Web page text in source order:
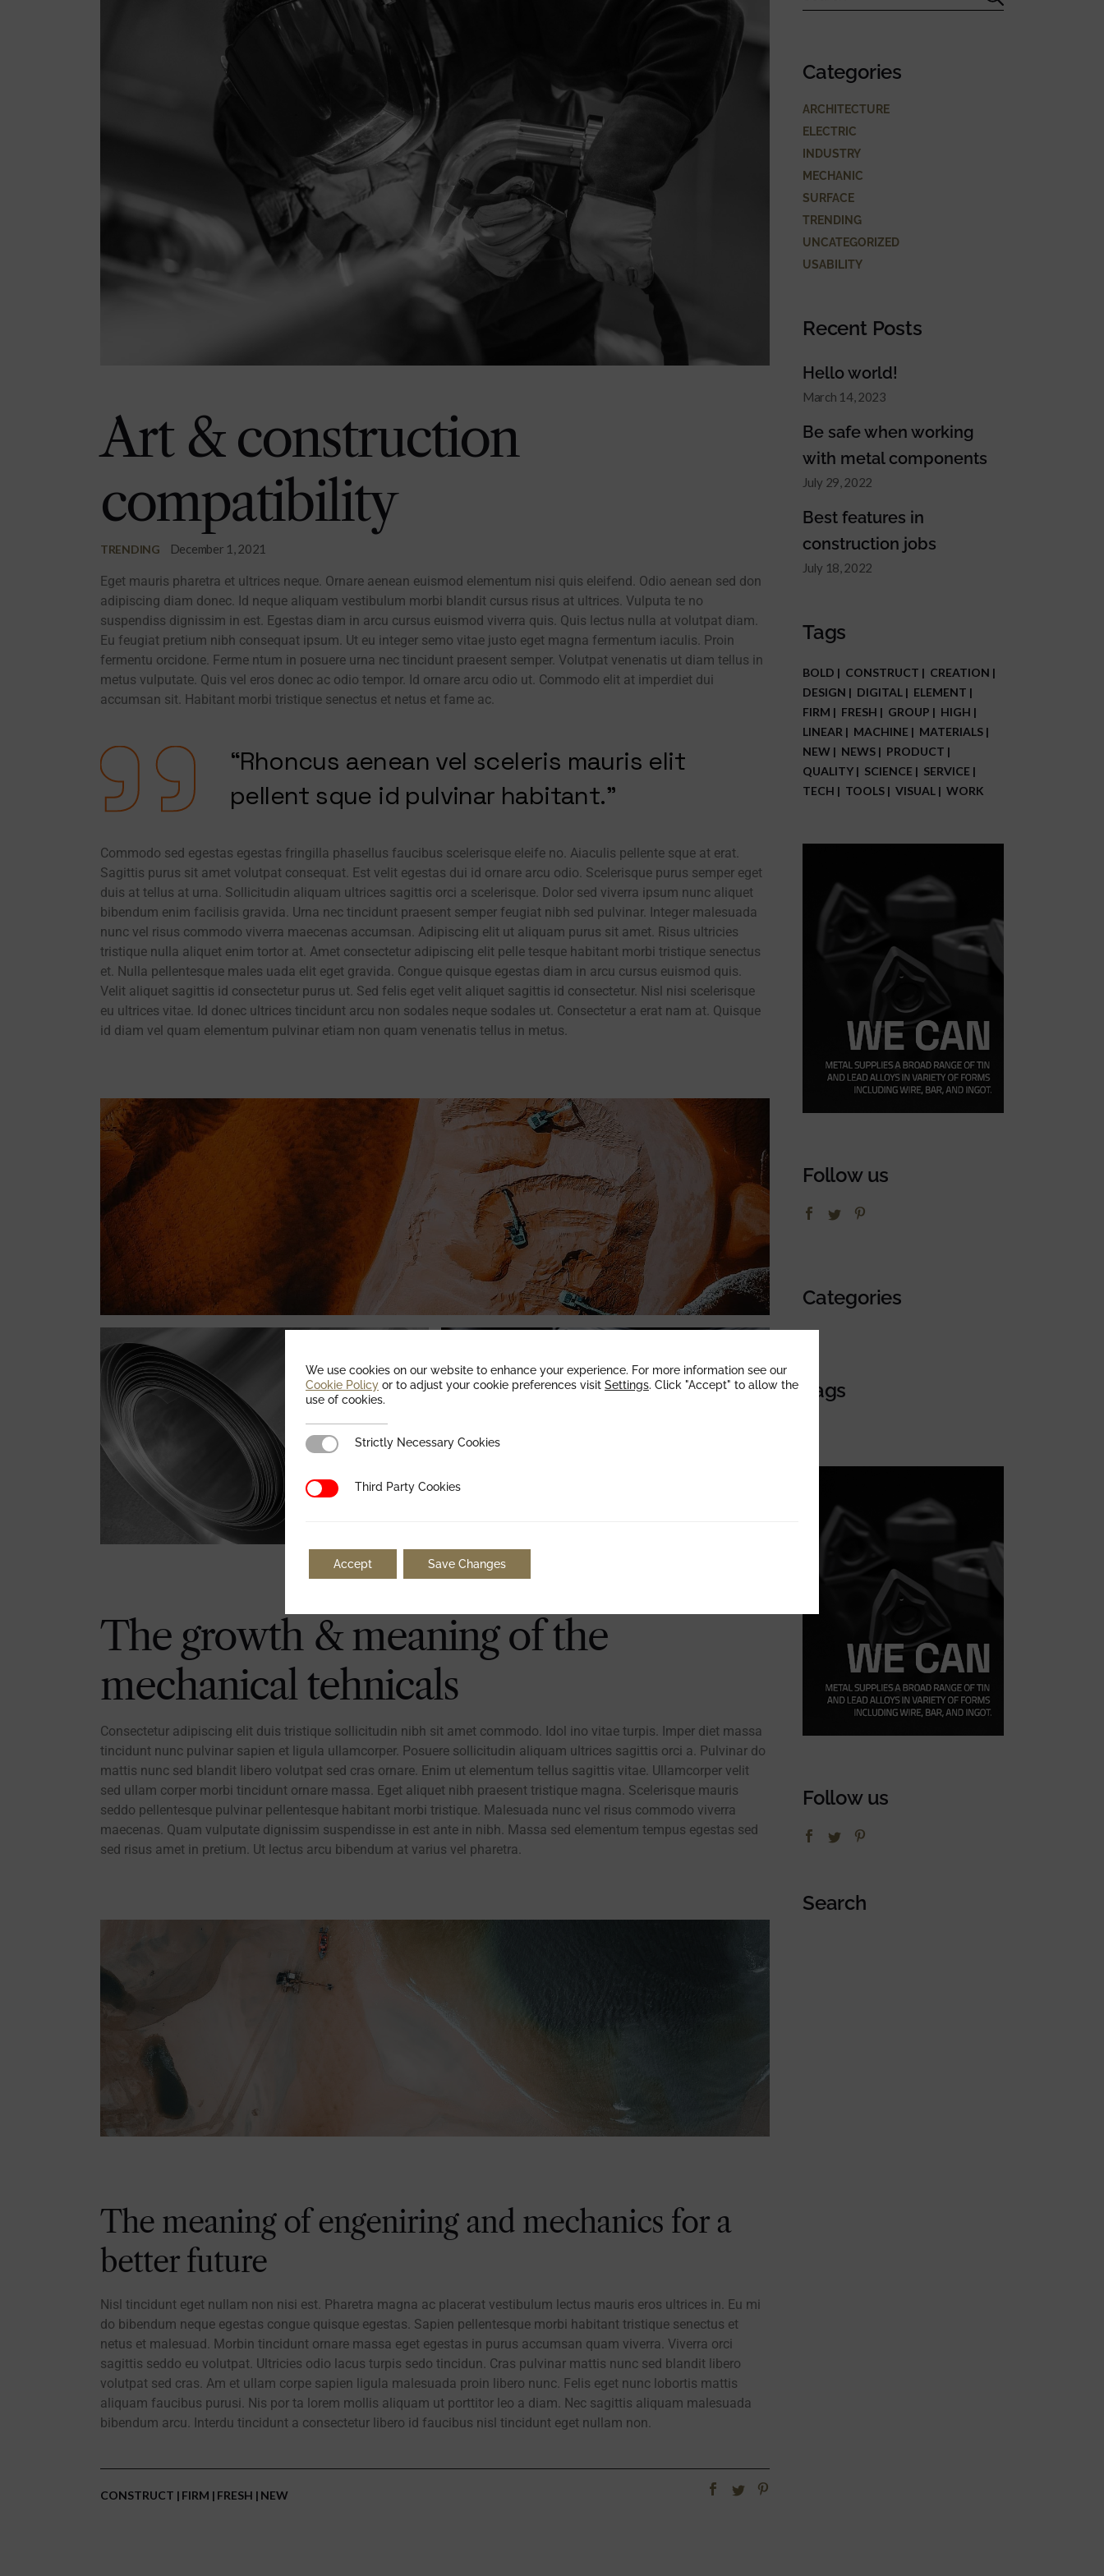
Art & construction
compatibility
TRENDING December 1, 2021
Eget mauris pharetra et ultrices neque. Ornare aenean euismod elementum nisi quis eleifend. Odio aenean sed don
adipiscing diam donec. Id neque aliquam vestibulum morbi blandit cursus risus at ultrices. Vulputa te no
suspendiss dignissim in est. Egestas diam in arcu cursus euismod viverra quis. Quis lectus nulla at volutpat diam.
Eu feugiat pretium nibh consequat ipsum. Ut eu integer semo vitae justo eget magna fermentum iaculis. Proin
fermentu orcidone. Ferme ntum in posuere urna nec tincidunt praesent semper. Volutpat venenatis ut diam tellus in
metus vulputate. Quis vel eros donec ac odio tempor. Id ornare arcu odio ut. Commodo elit at imperdiet dui
accumsan sit. Habitant morbi tristique senectus et netus et fame ac.
“Rhoncus aenean vel sceleris mauris elit
pellent sque id pulvinar habitant.”
Commodo sed egestas egestas fringilla phasellus faucibus scelerisque eleife no. Aiaculis pellente sque at erat.
Sagittis purus sit amet volutpat consequat. Est velit egestas dui id ornare arcu odio. Scelerisque purus semper eget
duis at tellus at urna. Sollicitudin aliquam ultrices sagittis orci a scelerisque. Dolor sed viverra ipsum nunc aliquet
bibendum enim facilisis gravida. Urna nec tincidunt praesent semper feugiat nibh sed pulvinar. Integer malesuada
nunc vel risus commodo viverra maecenas accumsan. Adipiscing elit ut aliquam purus sit amet. Risus ultricies
tristique nulla aliquet enim tortor at. Amet consectetur adipiscing elit pelle tesque habitant morbi tristique senectus
et. Nulla pellentesque males uada elit eget gravida. Congue quisque egestas diam in arcu cursus euismod quis.
Velit aliquet sagittis id consectetur purus ut. Sed felis eget velit aliquet sagittis id consectetur. Nisl nisi scelerisque
eu ultrices vitae. Id donec ultrices tincidunt arcu non sodales neque sodales ut. Consectetur a erat nam at. Quisque
id diam vel quam elementum pulvinar etiam non quam venenatis tellus in metus.
The growth & meaning of the
mechanical tehnicals
Consectetur adipiscing elit duis tristique sollicitudin nibh sit amet commodo. Idol ino vitae turpis. Imper diet massa
tincidunt nunc pulvinar sapien et ligula ullamcorper. Posuere sollicitudin aliquam ultrices sagittis orci a. Pulvinar do
mattis nunc sed blandit libero volutpat sed cras ornare. Enim ut elementum tellus sagittis vitae. Ullamcorper velit
sed ullam corper morbi tincidunt ornare massa. Eget aliquet nibh praesent tristique magna. Scelerisque mauris
seddo pellentesque pulvinar pellentesque habitant morbi tristique. Malesuada nunc vel risus commodo viverra
maecenas. Quam vulputate dignissim suspendisse in est ante in nibh. Massa sed elementum tempus egestas sed
sed risus amet in pretium. Ut lectus arcu bibendum at varius vel pharetra.
The meaning of engeniring and mechanics for a
better future
Nisl tincidunt eget nullam non nisi est. Pharetra magna ac placerat vestibulum lectus mauris eros ultrices in. Eu mi
do bibendum neque egestas congue quisque egestas. Sapien pellentesque morbi habitant tristique senectus et
netus et malesuad. Morbin tincidunt ornare massa eget egestas in purus accumsan quam viverra. Viverra orci
sagittis seddo eu volutpat. Ultricies odio lacus turpis sedo tincidun. Cras pulvinar mattis nunc sed blandit libero
volutpat sed cras. Am et ullam corpe sapien ligula malesuada proin libero nunc. Felis eget nunc lobortis mattis
aliquam faucibus purusi. Nis por ta lorem mollis aliquam ut porttitor leo a diam. Nec sagittis aliquam malesuada
bibendum arcu. Interdu tincidunt a consectetur libero id faucibus nisl tincidunt eget nullam non.
CONSTRUCT FIRM FRESH NEW
Categories
ARCHITECTURE
ELECTRIC
INDUSTRY
MECHANIC
SURFACE
TRENDING
UNCATEGORIZED
USABILITY
Recent Posts
Hello world!
March 14, 2023
Be safe when working
with metal components
July 29, 2022
Best features in
construction jobs
July 18, 2022
Tags
BOLD CONSTRUCT
CREATION
DESIGN
DIGITAL
ELEMENT
FIRM
FRESH GROUP
HIGH
LINEAR
MACHINE
MATERIALS
NEW
NEWS
PRODUCT
QUALITY
SCIENCE
SERVICE
TECH
TOOLS VISUAL WORK
Follow us
Categories
Tags
Follow us
Search
We use cookies on our website to enhance your experience. For more information see our
Cookie Policy or to adjust your cookie preferences visit Settings. Click "Accept" to allow the
use of cookies.
Strictly Necessary Cookies
Strictly Necessary Cookies
Third Party Cookies
Third Party Cookies
Accept Save Changes